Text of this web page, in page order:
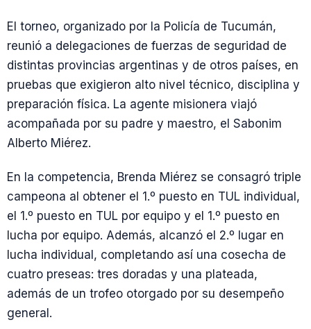
El torneo, organizado por la Policía de Tucumán,
reunió a delegaciones de fuerzas de seguridad de
distintas provincias argentinas y de otros países, en
pruebas que exigieron alto nivel técnico, disciplina y
preparación física. La agente misionera viajó
acompañada por su padre y maestro, el Sabonim
Alberto Miérez.
En la competencia, Brenda Miérez se consagró triple
campeona al obtener el 1.º puesto en TUL individual,
el 1.º puesto en TUL por equipo y el 1.º puesto en
lucha por equipo. Además, alcanzó el 2.º lugar en
lucha individual, completando así una cosecha de
cuatro preseas: tres doradas y una plateada,
además de un trofeo otorgado por su desempeño
general.